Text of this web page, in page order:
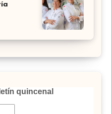
quincenal